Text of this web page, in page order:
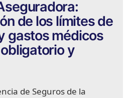
de los límites de
gastos médicos
y
de Seguros de la